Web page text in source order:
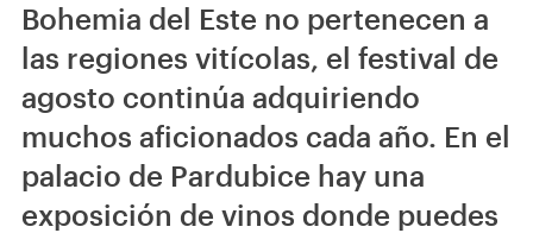
Bohemia del Este no pertenecen a
las regiones vitícolas, el festival de
agosto continúa adquiriendo
muchos aficionados cada año. En el
palacio de Pardubice hay una
exposición de vinos donde puedes